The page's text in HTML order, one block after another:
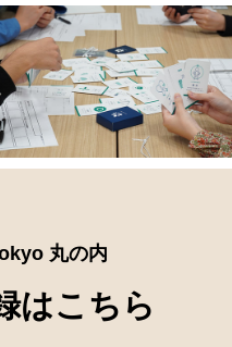
丸の内
はこちら